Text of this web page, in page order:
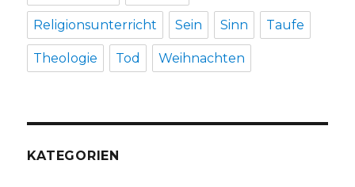
Religionsunterricht Sein Sinn Taufe
Theologie Tod Weihnachten
KATEGORIEN